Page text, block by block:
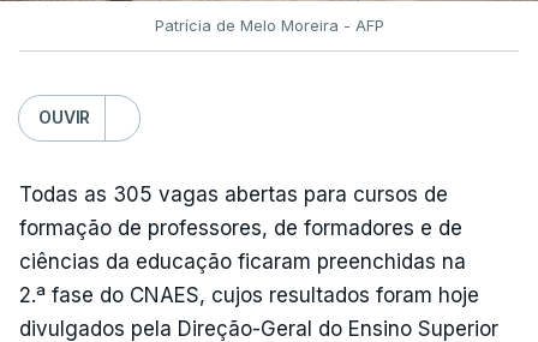
Patrícia de Melo Moreira - AFP
OUVIR
Todas as 305 vagas abertas para cursos de
formação de professores, de formadores e de
ciências da educação ficaram preenchidas na
2.ª fase do CNAES, cujos resultados foram hoje
divulgados pela Direção-Geral do Ensino Superior